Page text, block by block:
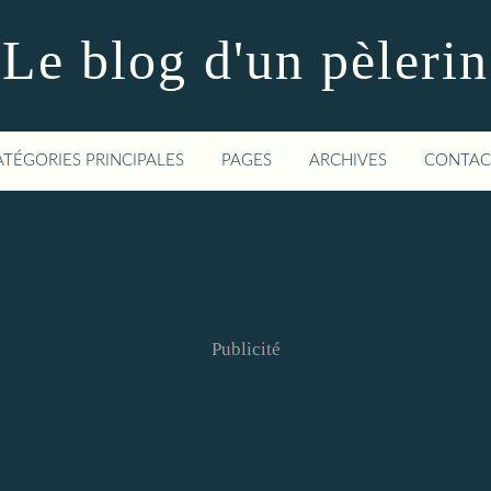
Le blog d'un pèlerin
PRINCIPALES PAGES ARCHIVES
Publicité